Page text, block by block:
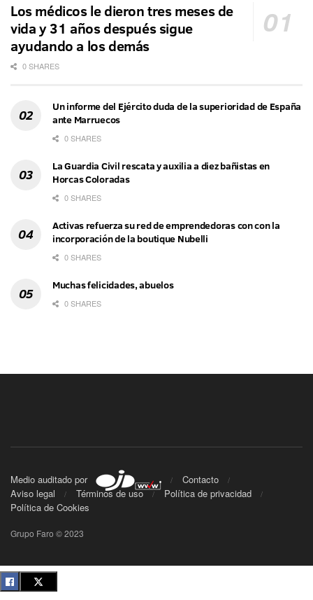
Los médicos le dieron tres meses de
vida y 31 años después sigue
ayudando a los demás
0 SHARES
Un informe del Ejército duda de la superioridad de España
ante Marruecos
0 SHARES
La Guardia Civil rescata y auxilia a diez bañistas en
Horcas Coloradas
0 SHARES
Activas refuerza su red de emprendedoras con con la
incorporación de la boutique Nubelli
0 SHARES
Muchas felicidades, abuelos
0 SHARES
Medio auditado por
Contacto
Aviso legal
Términos de uso
Política de privacidad
Política de Cookies
Grupo Faro © 2023